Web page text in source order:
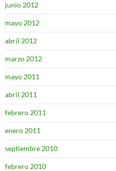
junio 2012
mayo 2012
abril 2012
marzo 2012
mayo 2011
abril 2011
febrero 2011
enero 2011
septiembre 2010
febrero 2010